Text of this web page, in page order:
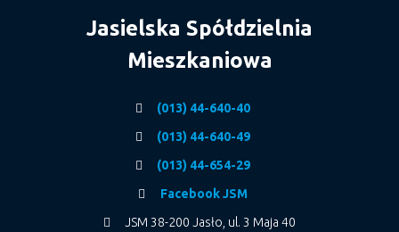
Jasielska Spółdzielnia
Mieszkaniowa
(013) 44-640-40
(013) 44-640-49
(013) 44-654-29
Facebook JSM
JSM 38-200 Jasło, ul. 3 Maja 40